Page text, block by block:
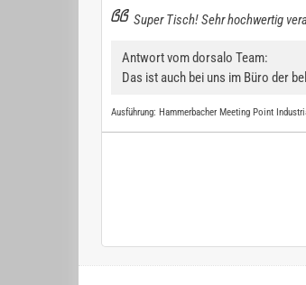
Super Tisch! Sehr hochwertig
Antwort vom dorsalo Team:
Das ist auch bei uns im Büro der
Ausführung: Hammerbacher Meeting Point